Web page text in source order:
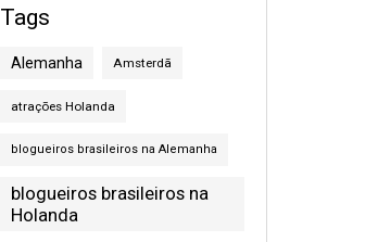
Tags
Alemanha Amsterdã
atrações Holanda
blogueiros brasileiros na Alemanha
blogueiros brasileiros na
Holanda